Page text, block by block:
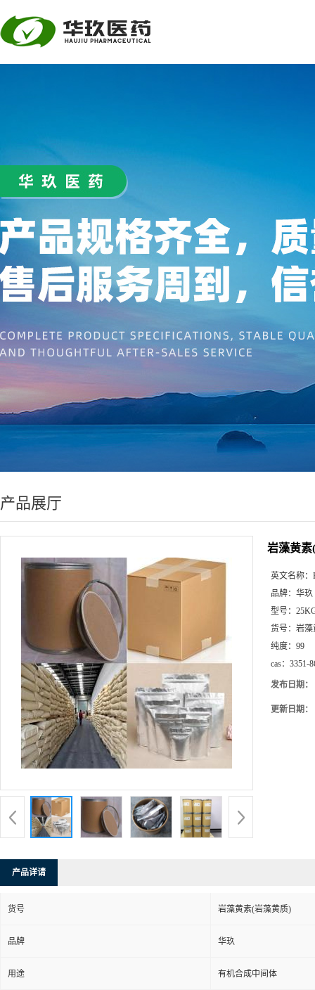
产品展厅
岩藻黄素
英文名称：
品牌： 华玖
型号：
货号： 岩藻
纯度： 99
cas： 3351-
发布日期：
更新日期：
产品详请
货号 岩藻黄素(岩藻黄质)
品牌 华玖
用途 有机合成中间体